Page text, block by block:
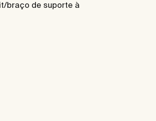
braço de suporte à